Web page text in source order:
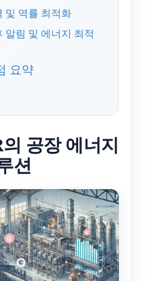
및 역률 최적화
알림 및 에너지 최적
요약
공장 에너지
션